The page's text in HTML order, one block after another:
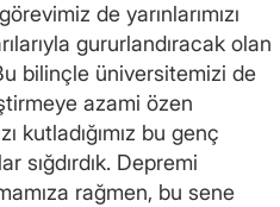
de yarınlarımızı
gururlandıracak olan
bilinçle üniversitemizi de
azami özen
kutladığımız bu genç
sığdırdık. Depremi
rağmen, bu sene